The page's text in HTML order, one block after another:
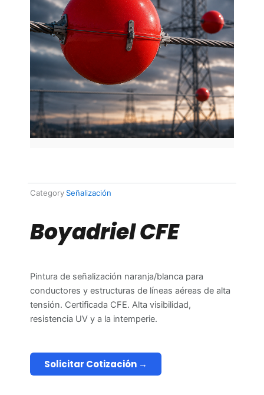
Category Señalización
Boyadriel CFE
Pintura de señalización naranja/blanca para
conductores y estructuras de líneas aéreas de alta
tensión. Certificada CFE. Alta visibilidad,
resistencia UV y a la intemperie.
Solicitar Cotización →